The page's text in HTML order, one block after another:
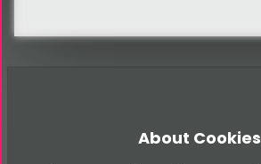
About Cookies